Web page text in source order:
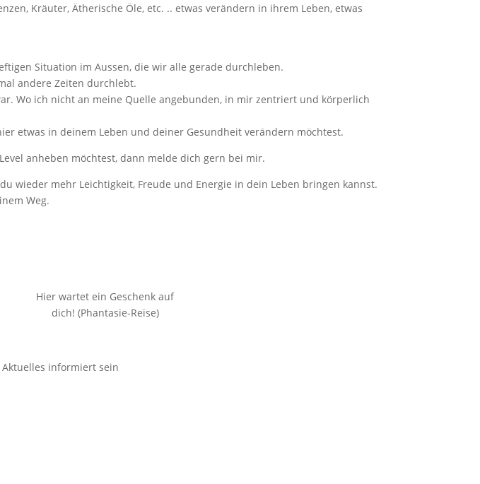
Kräuter, Ätherische Öle, etc. .. etwas verändern in ihrem Leben, etwas
Situation im Aussen, die wir alle gerade durchleben.
andere Zeiten durchlebt.
Wo ich nicht an meine Quelle angebunden, in mir zentriert und körperlich
etwas in deinem Leben und deiner Gesundheit verändern möchtest.
anheben möchtest, dann melde dich gern bei mir.
wieder mehr Leichtigkeit, Freude und Energie in dein Leben bringen kannst.
Weg.
Hier wartet ein Geschenk auf
dich! (Phantasie-Reise)
informiert sein